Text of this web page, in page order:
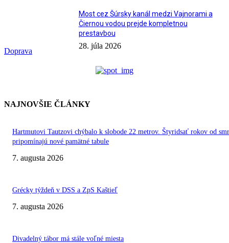
Doprava
Most cez Šúrsky kanál medzi Vajnorami a
Čiernou vodou prejde kompletnou
prestavbou
28. júla 2026
NAJNOVŠIE ČLÁNKY
Hartmutovi Tautzovi chýbalo k slobode 22 metrov. Štyridsať rokov od
pripomínajú nové pamätné tabule
7. augusta 2026
Grécky týždeň v DSS a ZpS Kaštieľ
7. augusta 2026
Divadelný tábor má stále voľné miesta